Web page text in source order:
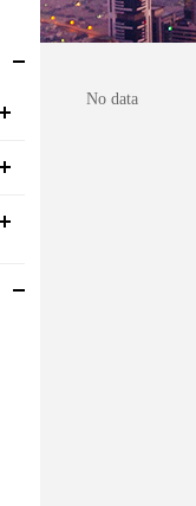
No data